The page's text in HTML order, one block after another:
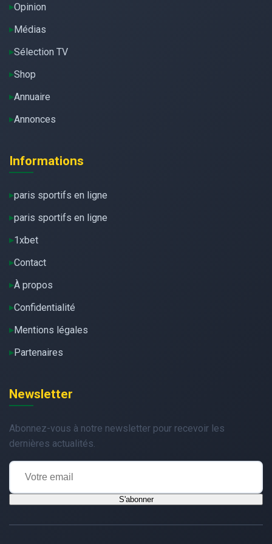
Opinion
Médias
Sélection TV
Shop
Annuaire
Annonces
Informations
paris sportifs en ligne
paris sportifs en ligne
1xbet
Contact
À propos
Confidentialité
Mentions légales
Partenaires
Newsletter
Abonnez-vous à notre newsletter pour recevoir les
dernières actualités.
S'abonner